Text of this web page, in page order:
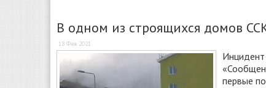
В одном из строящихся домов
18 Фев 2021
Инцидент
первые